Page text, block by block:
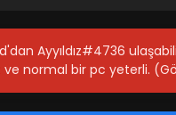
Ayyıldız#4736
normal bir pc yeterli.